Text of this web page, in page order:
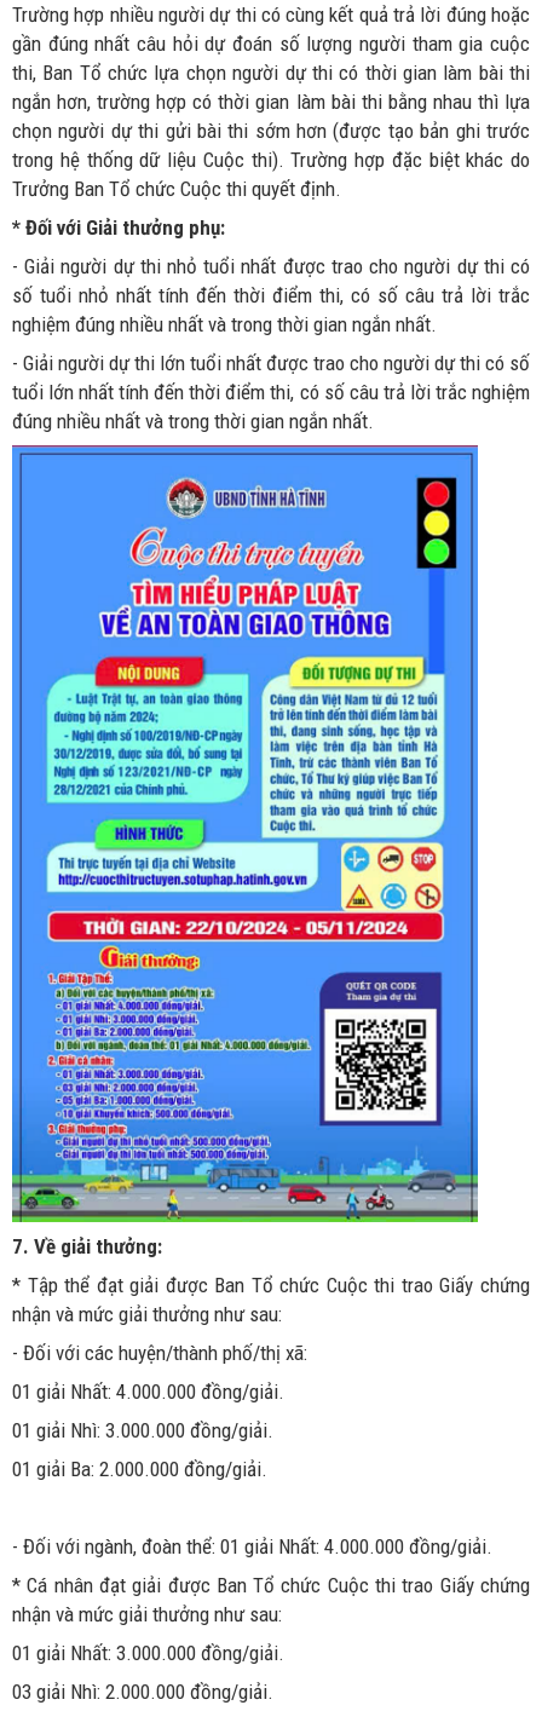
Trường hợp nhiều người dự thi có cùng kết quả trả lời đúng hoặc
gần đúng nhất câu hỏi dự đoán số lượng người tham gia cuộc
thi, Ban Tổ chức lựa chọn người dự thi có thời gian làm bài thi
ngắn hơn, trường hợp có thời gian làm bài thi bằng nhau thì lựa
chọn người dự thi gửi bài thi sớm hơn (được tạo bản ghi trước
trong hệ thống dữ liệu Cuộc thi). Trường hợp đặc biệt khác do
Trưởng Ban Tổ chức Cuộc thi quyết định.
* Đối với Giải thưởng phụ:
- Giải người dự thi nhỏ tuổi nhất được trao cho người dự thi có
số tuổi nhỏ nhất tính đến thời điểm thi, có số câu trả lời trắc
nghiệm đúng nhiều nhất và trong thời gian ngắn nhất.
- Giải người dự thi lớn tuổi nhất được trao cho người dự thi có số
tuổi lớn nhất tính đến thời điểm thi, có số câu trả lời trắc nghiệm
đúng nhiều nhất và trong thời gian ngắn nhất.
7. Về giải thưởng:
* Tập thể đạt giải được Ban Tổ chức Cuộc thi trao Giấy chứng
nhận và mức giải thưởng như sau:
- Đối với các huyện/thành phố/thị xã:
01 giải Nhất: 4.000.000 đồng/giải.
01 giải Nhì: 3.000.000 đồng/giải.
01 giải Ba: 2.000.000 đồng/giải.
- Đối với ngành, đoàn thể: 01 giải Nhất: 4.000.000 đồng/giải.
* Cá nhân đạt giải được Ban Tổ chức Cuộc thi trao Giấy chứng
nhận và mức giải thưởng như sau:
01 giải Nhất: 3.000.000 đồng/giải.
03 giải Nhì: 2.000.000 đồng/giải.